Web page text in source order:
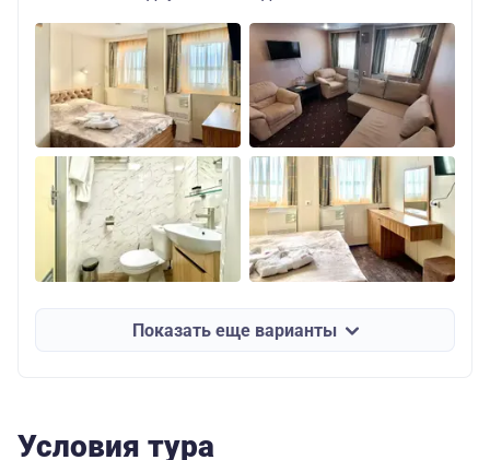
Показать еще варианты
Условия тура